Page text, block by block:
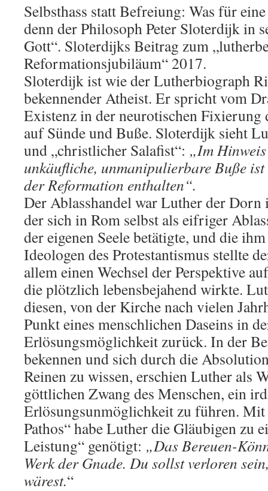
Selbsthass statt Befreiung: Was für
denn der Philosoph Peter Sloterdijk in
Gott“. Sloterdijks Beitrag zum
Reformationsjubiläum“ 2017.
Sloterdijk ist wie der Lutherbiograph
bekennender Atheist. Er spricht vom
Existenz in der neurotischen Fixierung
auf Sünde und Buße. Sloterdijk sieht
und „christlicher Salafist“: „Im
unkäufliche, unmanipulierbare Buße
der Reformation enthalten“.
Der Ablasshandel war Luther der
der sich in Rom selbst als eifriger
der eigenen Seele betätigte, und die
Ideologen des Protestantismus stellte
allem einen Wechsel der Perspektive
die plötzlich lebensbejahend wirkte.
diesen, von der Kirche nach vielen
Punkt eines menschlichen Daseins in
Erlösungsmöglichkeit zurück. In der
bekennen und sich durch die
Reinen zu wissen, erschien Luther als
göttlichen Zwang des Menschen, ein
Erlösungsunmöglichkeit zu führen. Mit
Pathos“ habe Luther die Gläubigen zu
Leistung“ genötigt: „Das Bereuen-
Werk der Gnade. Du sollst verloren
wärest.“